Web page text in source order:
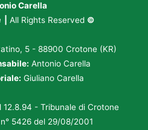
Carella
All Rights Reserved ©
5 - 88900 Crotone (KR)
Antonio Carella
Giuliano Carella
12.8.94 - Tribunale di Crotone
n° 5426 del 29/08/2001